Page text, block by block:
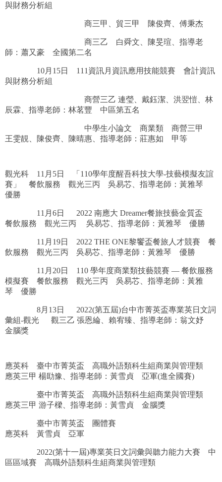
與財務分析組
商三甲、貿三甲 陳俊齊、傅秉杰
商三乙 白舜文、陳旻瑄、指導老
師：蕭又豪 全國第二名
10月15日 111資訊月資訊應用技能競賽 會計資訊
與財務分析組
商營三乙 連瑩、戴鈺潔、洪翌愷、林
辰霖、指導老師：林茗豐 中區第五名
中學生小論文 商業類 商營三甲
王雯靚、陳俊齊、陳晴惠、指導老師：莊惠如 甲等
觀光科 11月5日 「110學年度醒吾科技大學-技藝模擬友誼
賽」 餐飲服務 觀光三丙 吳易芯、指導老師：黃雅琴
優勝
11月6日 2022 南應大 Dreamer餐旅技藝金質盃
餐飲服務 觀光三丙 吳易芯、指導老師：黃雅琴 優勝
11月19日 2022 THE ONE黎饗盃餐旅人才競賽 餐
飲服務 觀光三丙 吳易芯、指導老師：黃雅琴 優勝
11月20日 110 學年度商業類技藝競賽 — 餐飲服務
模擬賽 餐飲服務 觀光三丙 吳易芯、指導老師：黃雅
琴 優勝
8月13日 2022(第五屆)台中市菁英盃專業英日文詞
彙組-觀光 觀三乙 張恩綸、賴宥臻、指導老師：翁文妤
金腦獎
應英科 臺中市菁英盃 高職外語類科生組商業與管理類
應英三甲 楊劻豫、指導老師：黃雪貞 亞軍(進全國賽)
臺中市菁英盃 高職外語類科生組商業與管理類
應英三甲 游子樑、指導老師：黃雪貞 金腦獎
臺中市菁英盃 團體賽
應英科 黃雪貞 亞軍
2022(第十一屆)專業英日文詞彙與聽力能力大賽 中
區區域賽 高職外語類科生組商業與管理類